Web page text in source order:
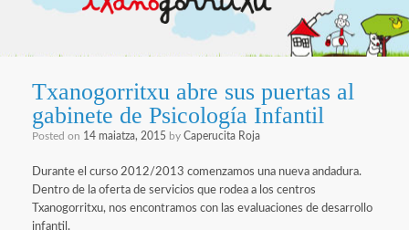
Txanogorritxu abre sus puertas al
gabinete de Psicología Infantil
Posted on 14 maiatza, 2015 by Caperucita Roja
Durante el curso 2012/2013 comenzamos una nueva andadura.
Dentro de la oferta de servicios que rodea a los centros
Txanogorritxu, nos encontramos con las evaluaciones de desarrollo
infantil.